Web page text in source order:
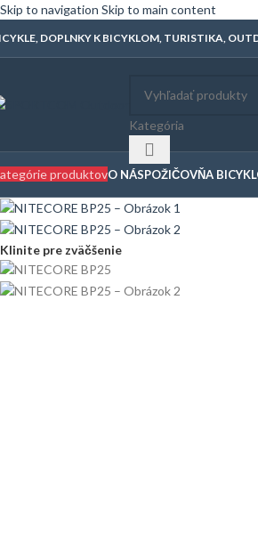
Skip to navigation Skip to main content
DOPLNKY K BICYKLOM, TURISTIKA,
Kategória
produktovO NÁSPOŽIČOVŇA
Klinite pre zväčšenie